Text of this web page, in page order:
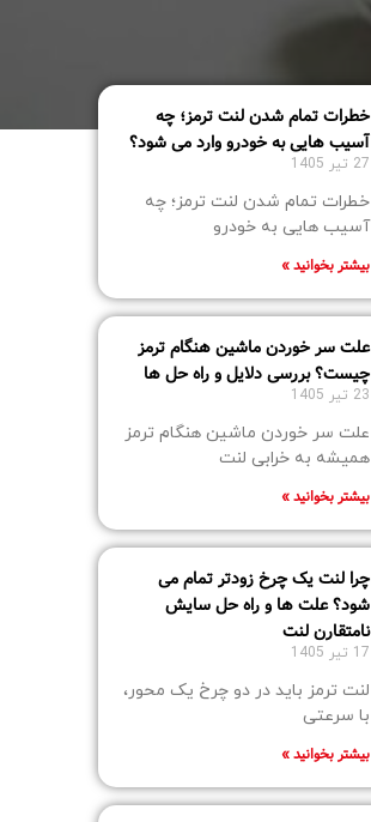
خطرات تمام شدن لنت ترمز؛ چه
آسیب‌ هایی به خودرو وارد می ‌شود؟
27 تیر 1405
خطرات تمام شدن لنت ترمز؛ چه
آسیب‌ هایی به خودرو
بیشتر بخوانید »
علت سر خوردن ماشین هنگام ترمز
چیست؟ بررسی دلایل و راه‌ حل‌ ها
23 تیر 1405
علت سر خوردن ماشین هنگام ترمز
همیشه به خرابی لنت
بیشتر بخوانید »
چرا لنت یک چرخ زودتر تمام می‌
شود؟ علت‌ ها و راه‌ حل سایش
نامتقارن لنت
17 تیر 1405
لنت ترمز باید در دو چرخ یک محور،
با سرعتی
بیشتر بخوانید »